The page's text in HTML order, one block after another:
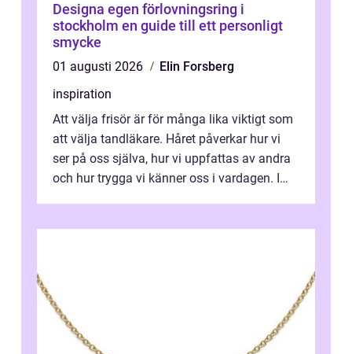
Designa egen förlovningsring i
stockholm en guide till ett personligt
smycke
01 augusti 2026
Elin Forsberg
inspiration
Att välja frisör är för många lika viktigt som
att välja tandläkare. Håret påverkar hur vi
ser på oss själva, hur vi uppfattas av andra
och hur trygga vi känner oss i vardagen. I